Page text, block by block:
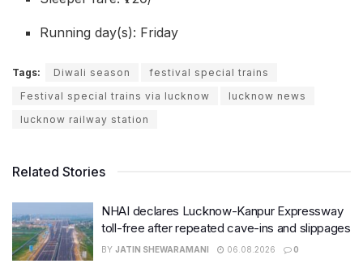
Running day(s): Friday
Tags: Diwali season
festival special trains
Festival special trains via lucknow
lucknow news
lucknow railway station
Related Stories
NHAI declares Lucknow-Kanpur Expressway
toll-free after repeated cave-ins and slippages
BY JATIN SHEWARAMANI 06.08.2026 0